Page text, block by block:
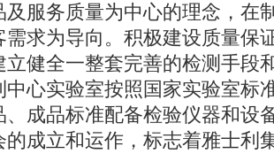
及服务质量为中心的理念，在
需求为导向。积极建设质量保
立健全一整套完善的检测手段
中心实验室按照国家实验室标
、成品标准配备检验仪器和设
的成立和运作，标志着雅士利